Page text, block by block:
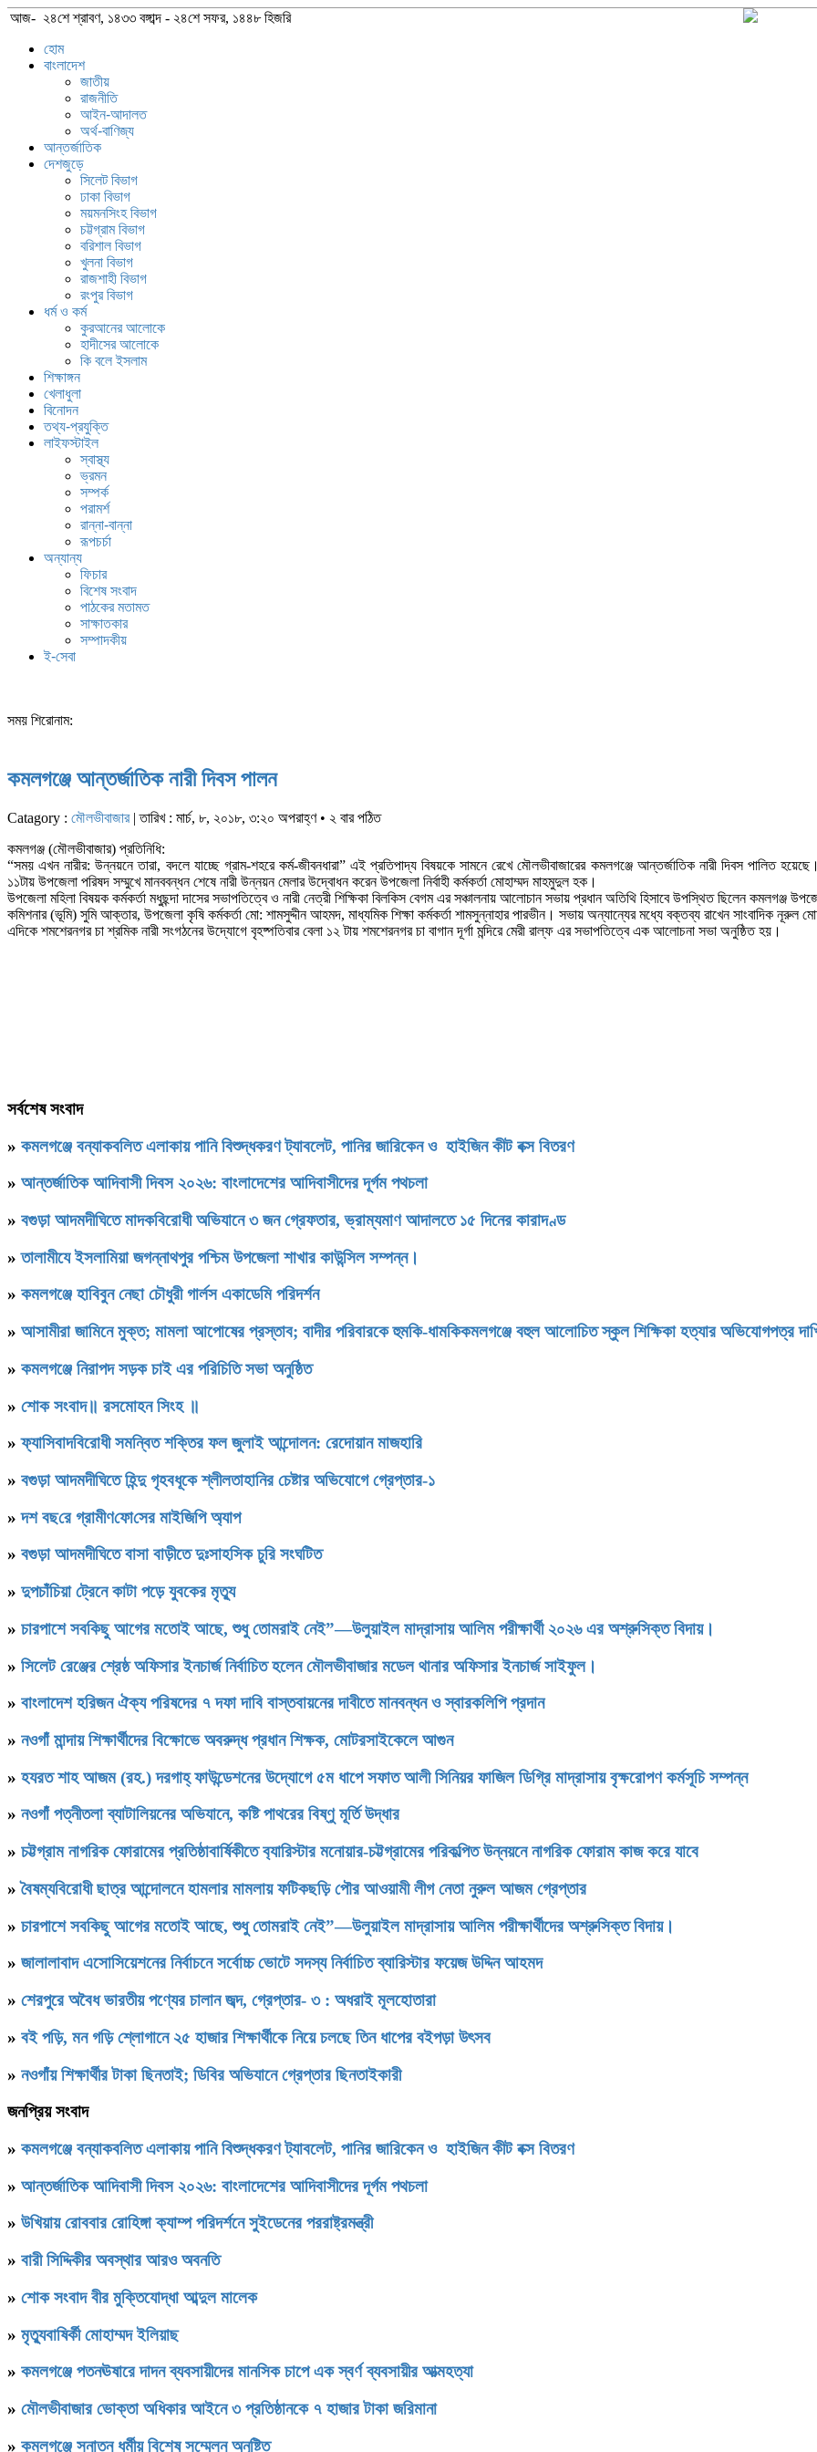
আজ- ২৪শে শ্রাবণ, ১৪৩৩ বঙ্গাব্দ - ২৪শে সফর, ১৪৪৮ হিজরি
হোম
বাংলাদেশ
জাতীয়
রাজনীতি
আইন-আদালত
অর্থ-বাণিজ্য
আন্তর্জাতিক
দেশজুড়ে
সিলেট বিভাগ
ঢাকা বিভাগ
ময়মনসিংহ বিভাগ
চট্টগ্রাম বিভাগ
বরিশাল বিভাগ
খুলনা বিভাগ
রাজশাহী বিভাগ
রংপুর বিভাগ
ধর্ম ও কর্ম
কুরআনের আলোকে
হাদীসের আলোকে
কি বলে ইসলাম
শিক্ষাঙ্গন
খেলাধুলা
বিনোদন
তথ্য-প্রযুক্তি
লাইফস্টাইল
স্বাস্থ্য
ভ্রমন
সম্পর্ক
পরামর্শ
রান্না-বান্না
রূপচর্চা
অন্যান্য
ফিচার
বিশেষ সংবাদ
পাঠকের মতামত
সাক্ষাতকার
সম্পাদকীয়
ই-সেবা
সময় শিরোনাম:
কমলগঞ্জে আন্তর্জাতিক নারী দিবস পালন
Catagory : মৌলভীবাজার| তারিখ : মার্চ, ৮, ২০১৮, ৩:২০ অপরাহ্ণ • ২ বার পঠিত
কমলগঞ্জ (মৌলভীবাজার) প্রতিনিধি:
“সময় এখন নারীর: উন্নয়নে তারা, বদলে যাচ্ছে গ্রাম-শহরে কর্ম-জীবনধারা” এই প্রতিপাদ্য বিষয়কে সামনে রেখে মৌলভীবাজারের কমলগঞ্জে আন্তর্জাতিক নারী দিবস পালিত
১১টায় উপজেলা পরিষদ সম্মুখে মানববন্ধন শেষে নারী উন্নয়ন মেলার উদ্বোধন করেন উপজেলা নির্বাহী কর্মকর্তা মোহাম্মদ মাহমুদুল হক।
উপজেলা মহিলা বিষয়ক কর্মকর্তা মধুছন্দা দাসের সভাপতিত্বে ও নারী নেত্রী শিক্ষিকা বিলকিস বেগম এর সঞ্চালনায় আলোচান সভায় প্রধান অতিথি হিসাবে উপস্থিত ছিলেন কমলগঞ্জ
কমিশনার (ভূমি) সুমি আক্তার, উপজেলা কৃষি কর্মকর্তা মো: শামসুদ্দীন আহমদ, মাধ্যমিক শিক্ষা কর্মকর্তা শামসুন্নাহার পারভীন। সভায় অন্যান্যের মধ্যে বক্তব্য রাখেন সাংবাদিক নূরুল
এদিকে শমশেরনগর চা শ্রমিক নারী সংগঠনের উদ্যোগে বৃহষ্পতিবার বেলা ১২ টায় শমশেরনগর চা বাগান দূর্গা মন্দিরে মেরী রাল্ফ এর সভাপতিত্বে এক আলোচনা সভা অনুষ্ঠিত হয়।
সর্বশেষ সংবাদ
» কমলগঞ্জে বন্যাকবলিত এলাকায় পানি বিশুদ্ধকরণ ট্যাবলেট, পানির জারিকেন ও হাইজিন কীট বক্স বিতরণ
» আন্তর্জাতিক আদিবাসী দিবস ২০২৬: বাংলাদেশের আদিবাসীদের দূর্গম পথচলা
» বগুড়া আদমদীঘিতে মাদকবিরোধী অভিযানে ৩ জন গ্রেফতার, ভ্রাম্যমাণ আদালতে ১৫ দিনের কারাদণ্ড
»‎তালামীযে ইসলামিয়া জগন্নাথপুর পশ্চিম উপজেলা শাখার কাউন্সিল সম্পন্ন।
» কমলগঞ্জে হাবিবুন নেছা চৌধুরী গার্লস একাডেমি পরিদর্শন
» আসামীরা জামিনে মুক্ত; মামলা আপোষের প্রস্তাব; বাদীর পরিবারকে হুমকি-ধামকিকমলগঞ্জে বহুল আলোচিত স্কুল শিক্ষিকা হত্যার অভিযোগপত্র
» কমলগঞ্জে নিরাপদ সড়ক চাই এর পরিচিতি সভা অনুষ্ঠিত
» শোক সংবাদ॥ রসমোহন সিংহ ॥
»ফ্যাসিবাদবিরোধী সমন্বিত শক্তির ফল জুলাই আন্দোলন: রেদোয়ান মাজহারি
» বগুড়া আদমদীঘিতে হিন্দু গৃহবধূকে শ্লীলতাহানির চেষ্টার অভিযোগে গ্রেপ্তার-১
»দশ বছ‌রে গ্রামীণ‌ফো‌সের মাইজিপি অ্যাপ
» বগুড়া আদমদীঘিতে বাসা বাড়ীতে দুঃসাহসিক চুরি সংঘটিত
» দুপচাঁচিয়া ট্রেনে কাটা পড়ে যুবকের মৃত্যু
» চারপাশে সবকিছু আগের মতোই আছে, শুধু তোমরাই নেই”—উলুয়াইল মাদ্রাসায় আলিম পরীক্ষার্থী ২০২৬ এর অশ্রুসিক্ত বিদায়।
» সিলেট রেঞ্জের শ্রেষ্ঠ অফিসার ইনচার্জ নির্বাচিত হলেন মৌলভীবাজার মডেল থানার অফিসার ইনচার্জ সাইফুল।
» বাংলাদেশ হরিজন ঐক্য পরিষদের ৭ দফা দাবি বাস্তবায়নের দাবীতে মানবন্ধন ও স্বারকলিপি প্রদান
» নওগাঁ মান্দায় শিক্ষার্থীদের বিক্ষোভে অবরুদ্ধ প্রধান শিক্ষক, মোটরসাইকেলে আগুন
» হযরত শাহ আজম (রহ.) দরগাহ্ ফাউন্ডেশনের উদ্যোগে ৫ম ধাপে সফাত আলী সিনিয়র ফাজিল ডিগ্রি মাদ্রাসায় বৃক্ষরোপণ কর্মসূচি সম্পন্ন
» নওগাঁ পত্নীতলা ব্যাটালিয়নের অভিযানে, কষ্টি পাথরের বিষ্ণু মূর্তি উদ্ধার
» চট্টগ্রাম নাগরিক ফোরামের প্রতিষ্ঠাবার্ষিকীতে ব‍্যারিস্টার মনোয়ার-চট্টগ্রামের পরিকল্পিত উন্নয়নে নাগরিক ফোরাম কাজ করে যাবে
»বৈষম্যবিরোধী ছাত্র আন্দোলনে হামলার মামলায় ফটিকছড়ি পৌর আওয়ামী লীগ নেতা নুরুল আজম গ্রেপ্তার
» চারপাশে সবকিছু আগের মতোই আছে, শুধু তোমরাই নেই”—উলুয়াইল মাদ্রাসায় আলিম পরীক্ষার্থীদের অশ্রুসিক্ত বিদায়।
» জালালাবাদ এসোসিয়েশনের নির্বাচনে সর্বোচ্চ ভোটে সদস্য নির্বাচিত ব্যারিস্টার ফয়েজ উদ্দিন আহমদ
» শেরপুরে অবৈধ ভারতীয় পণ্যের চালান জব্দ, গ্রেপ্তার- ৩ : অধরাই মূলহোতারা
» বই পড়ি, মন গড়ি শ্লোগানে ২৫ হাজার শিক্ষার্থীকে নিয়ে চলছে তিন ধাপের বইপড়া উৎসব
» নওগাঁয় শিক্ষার্থীর টাকা ছিনতাই; ডিবির অভিযানে গ্রেপ্তার ছিনতাইকারী
জনপ্রিয় সংবাদ
» কমলগঞ্জে বন্যাকবলিত এলাকায় পানি বিশুদ্ধকরণ ট্যাবলেট, পানির জারিকেন ও হাইজিন কীট বক্স বিতরণ
» আন্তর্জাতিক আদিবাসী দিবস ২০২৬: বাংলাদেশের আদিবাসীদের দূর্গম পথচলা
» উখিয়ায় রোববার রোহিঙ্গা ক্যাম্প পরিদর্শনে সুইডেনের পররাষ্ট্রমন্ত্রী
» বারী সিদ্দিকীর অবস্থার আরও অবনতি
» শোক সংবাদ বীর মুক্তিযোদ্ধা আব্দুল মালেক
» মৃত্যুবাষির্কী মোহাম্মদ ইলিয়াছ
» কমলগঞ্জে পতনঊষারে দাদন ব্যবসায়ীদের মানসিক চাপে এক স্বর্ণ ব্যবসায়ীর আত্মহত্যা
» মৌলভীবাজার ভোক্তা অধিকার আইনে ৩ প্রতিষ্ঠানকে ৭ হাজার টাকা জরিমানা
» কমলগঞ্জে সনাতন ধর্মীয় বিশেষ সম্মেলন অনুষ্টিত